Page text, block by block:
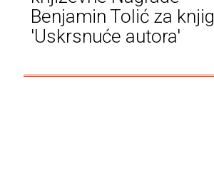
Benjamin Tolić za
'Uskrsnuće autora'